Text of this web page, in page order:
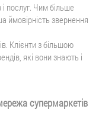
послуг. Чим більше
ймовірність звернення
Клієнти з більшою
які вони знають і
супермаркетів